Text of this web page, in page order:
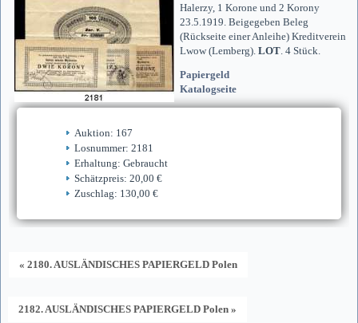
Halerzy, 1 Korone und 2 Korony
23.5.1919. Beigegeben Beleg
(Rückseite einer Anleihe) Kreditverein
Lwow (Lemberg). LOT. 4 Stück.
Papiergeld
Katalogseite
Auktion: 167
Losnummer: 2181
Erhaltung: Gebraucht
Schätzpreis: 20,00 €
Zuschlag: 130,00 €
« 2180. AUSLÄNDISCHES PAPIERGELD Polen
2182. AUSLÄNDISCHES PAPIERGELD Polen »